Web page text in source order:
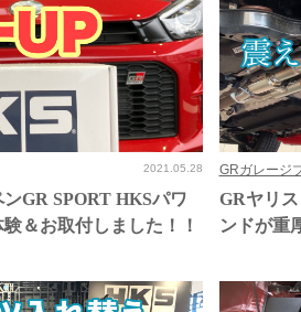
2021.05.28
ンGR SPORT HKSパワ
＆お取付しました！！
GRガレージ
GRヤリ
ンドが重